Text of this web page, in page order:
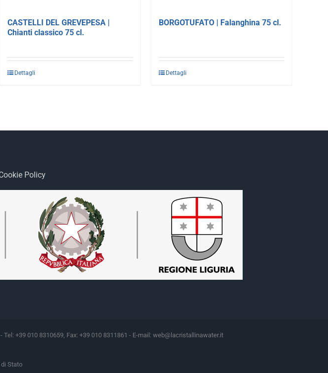
CASTELLI DEL GREVEPESA |
Chianti classico 75 cl.
Dettagli
BORGOTUFATO | Falanghina 75 cl.
Dettagli
Policy
+39 010 8310659, Fax: +39 010 8311861 - E-mail: web@lacristallinawater.it
Stato